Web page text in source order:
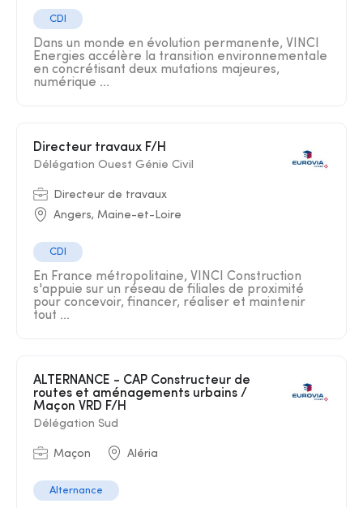
CDI
Dans un monde en évolution permanente, VINCI
Energies accélère la transition environnementale
en concrétisant deux mutations majeures,
numérique ...
Directeur travaux F/H
Délégation Ouest Génie Civil
Directeur de travaux
Angers, Maine-et-Loire
CDI
En France métropolitaine, VINCI Construction
s'appuie sur un réseau de filiales de proximité
pour concevoir, financer, réaliser et maintenir
tout ...
ALTERNANCE - CAP Constructeur de
routes et aménagements urbains /
Maçon VRD F/H
Délégation Sud
Maçon Aléria
Alternance